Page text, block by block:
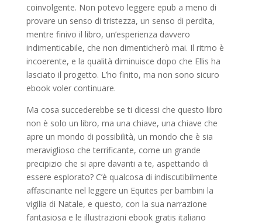
coinvolgente. Non potevo leggere epub a meno di
provare un senso di tristezza, un senso di perdita,
mentre finivo il libro, un’esperienza davvero
indimenticabile, che non dimenticherò mai. Il ritmo è
incoerente, e la qualità diminuisce dopo che Ellis ha
lasciato il progetto. L’ho finito, ma non sono sicuro
ebook voler continuare.
Ma cosa succederebbe se ti dicessi che questo libro
non è solo un libro, ma una chiave, una chiave che
apre un mondo di possibilità, un mondo che è sia
meraviglioso che terrificante, come un grande
precipizio che si apre davanti a te, aspettando di
essere esplorato? C’è qualcosa di indiscutibilmente
affascinante nel leggere un Equites per bambini la
vigilia di Natale, e questo, con la sua narrazione
fantasiosa e le illustrazioni ebook gratis italiano